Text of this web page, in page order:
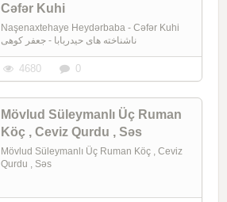
Cəfər Kuhi
Naşenaxtehaye Heydərbaba - Cəfər Kuhi
ناشناخته های حیدربابا - جعفر کوهی
4680 0
Mövlud Süleymanlı Üç Ruman
Köç , Ceviz Qurdu , Səs
Mövlud Süleymanlı Üç Ruman Köç , Ceviz
Qurdu , Səs